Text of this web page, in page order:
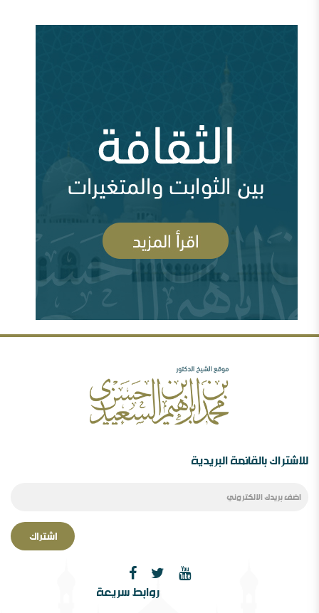
أين السلفية من الانفصاليين في اليمن
شبهات عن الغلو عند السلفيين . ومنه مقتضبات من مقالات
سابقة
السلفية والصوفية: نصح بعلم وحكم بعدل
الصحوة بين الانحراف عنها والانحراف بها..ورقة د.محمد
الصحوة بین الانحراف عنھا والانحراف بھا￼ ورقة مقدمة
لمؤتمر الصحوة،دراسة في المفھوم والإشكالات المقام
مشاهدة )
أزمة قطر وإدارة الأزمة ( 83715 مشاهدة )
السعودية وقطر ومشروع العمق الاستراتيجي (
رأيي فيما صدر عن الشيخ سعد الشثري تجاه داعش (
77981 مشاهدة )
مهرجان جروزني بين المؤتمر والمؤامرة ( 77635
مشاهدة )
للاشتراك بالقائمة البريدية
اشتراك
روابط سريعة